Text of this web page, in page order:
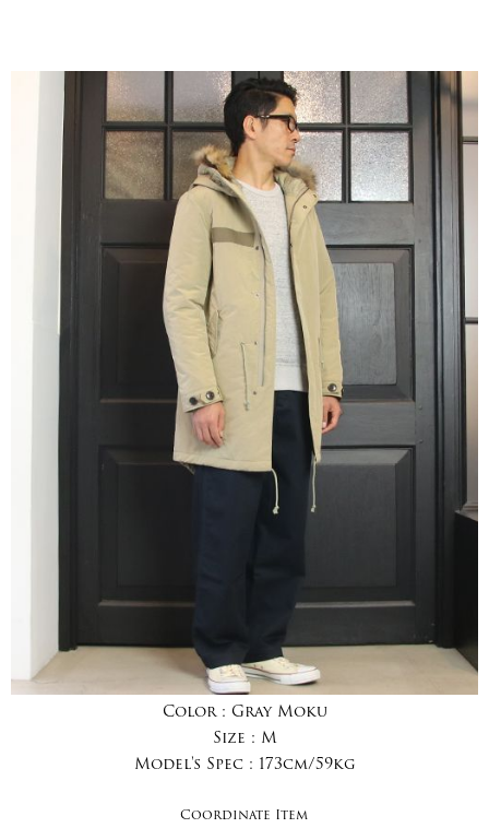
Color : Gray Moku
Size : M
Model's Spec : 173cm/59kg
Coordinate Item